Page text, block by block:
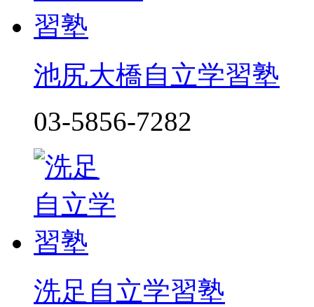
池尻大橋自立学習塾
03-5856-7282
洗足自立学習塾